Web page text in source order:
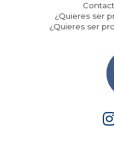
¿Quieres ser
¿Quieres ser